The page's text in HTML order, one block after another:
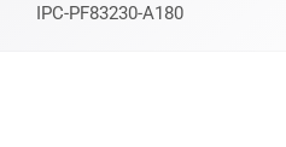
IPC-PF83230-A180